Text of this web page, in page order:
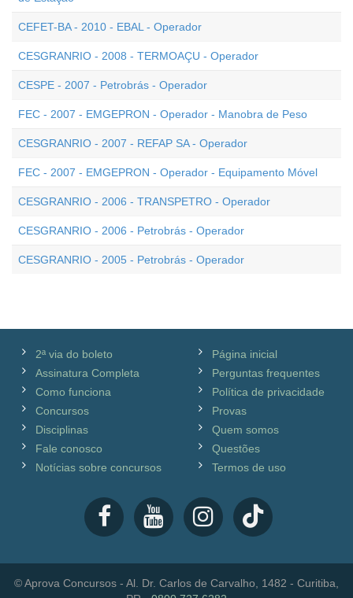
CEFET-BA - 2010 - EBAL - Operador
CESGRANRIO - 2008 - TERMOAÇU - Operador
CESPE - 2007 - Petrobrás - Operador
FEC - 2007 - EMGEPRON - Operador - Manobra de Peso
CESGRANRIO - 2007 - REFAP SA - Operador
FEC - 2007 - EMGEPRON - Operador - Equipamento Móvel
CESGRANRIO - 2006 - TRANSPETRO - Operador
CESGRANRIO - 2006 - Petrobrás - Operador
CESGRANRIO - 2005 - Petrobrás - Operador
2ª via do boleto
Assinatura Completa
Como funciona
Concursos
Disciplinas
Fale conosco
Notícias sobre concursos
Página inicial
Perguntas frequentes
Política de privacidade
Provas
Quem somos
Questões
Termos de uso
© Aprova Concursos - Al. Dr. Carlos de Carvalho, 1482 - Curitiba,